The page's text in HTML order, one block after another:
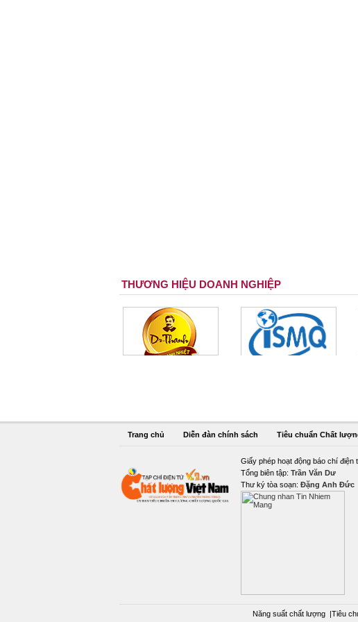
THƯƠNG HIỆU DOANH NGHIỆP
Trang chủ Diễn đàn chính sách Tiêu chuẩn Chất
Giấy phép hoạt động báo chí điện
Tổng biên tập: Trần Văn Dư
Thư ký tòa soạn: Đặng Anh Đức
Năng suất chất lượng |Tiêu